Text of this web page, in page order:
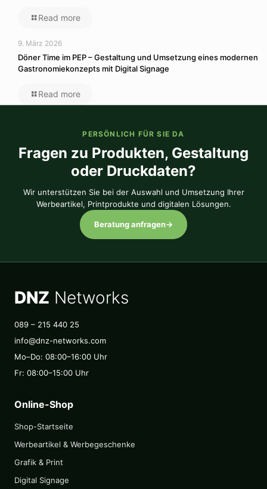
Read more
9. März 2026
Döner Time im PEP – Gestaltung und Umsetzung eines modernen
Gastronomiekonzepts mit Digital Signage
Read more
PERSÖNLICH FÜR SIE DA
Fragen zu Produkten, Gestaltung
oder Druckdaten?
Wir unterstützen Sie bei der Auswahl und Umsetzung Ihrer
Werbeartikel, Printprodukte und digitalen Lösungen.
Beratung anfragen→
DNZ Networks
089 – 215 440 25
info@dnz-networks.com
Mo–Do: 08:00–16:00 Uhr
Fr: 08:00–15:00 Uhr
Online-Shop
Shop-Startseite
Werbeartikel & Werbegeschenke
Grafik & Print
Digital Signage